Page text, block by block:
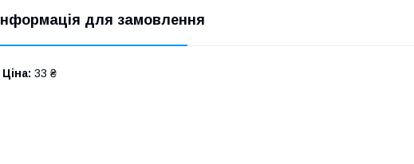
Інформація для замовлення
Ціна: 33 ₴